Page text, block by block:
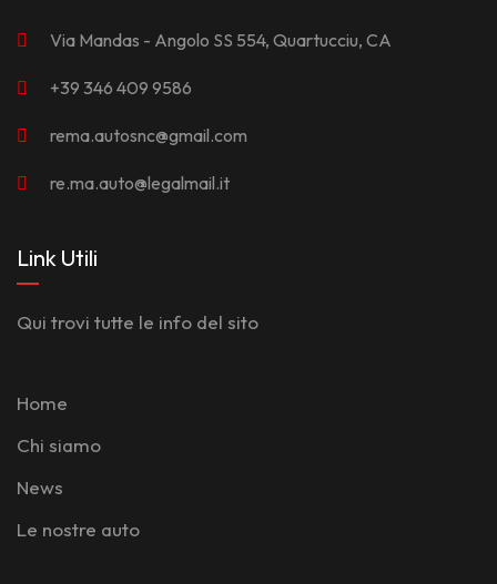
Via Mandas - Angolo SS 554, Quartucciu, CA
+39 346 409 9586
rema.autosnc@gmail.com
re.ma.auto@legalmail.it
Link Utili
Qui trovi tutte le info del sito
Home
Chi siamo
News
Le nostre auto